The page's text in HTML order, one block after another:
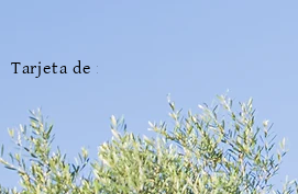
Tarjeta de regalo